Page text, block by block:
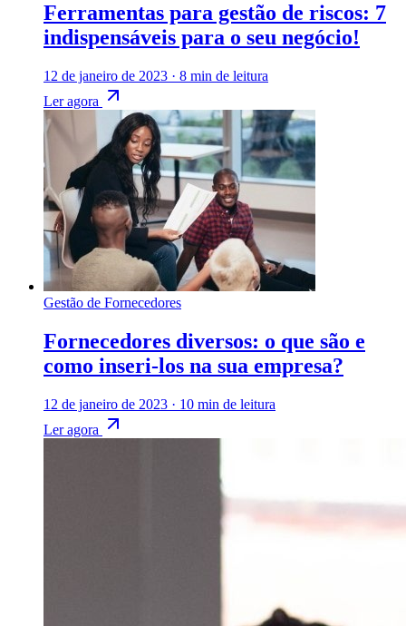
Ferramentas para gestão de riscos: 7
indispensáveis para o seu negócio!
12 de janeiro de 2023 · 8 min de leitura
Ler agora
Gestão de Fornecedores
Fornecedores diversos: o que são e
como inseri-los na sua empresa?
12 de janeiro de 2023 · 10 min de leitura
Ler agora